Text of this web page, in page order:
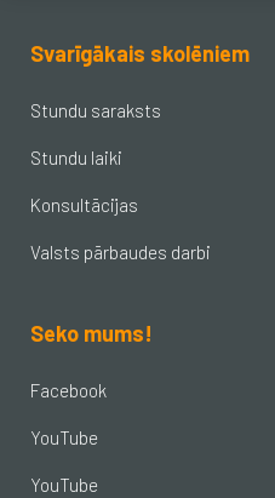
Svarīgākais skolēniem
Stundu saraksts
Stundu laiki
Konsultācijas
Valsts pārbaudes darbi
Seko mums!
Facebook
YouTube
YouTube